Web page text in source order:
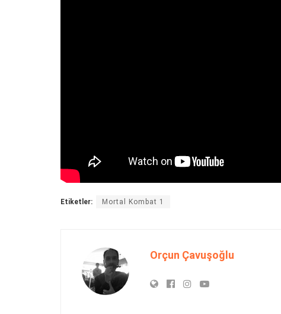
Etiketler: Mortal Kombat 1
Orçun Çavuşoğlu